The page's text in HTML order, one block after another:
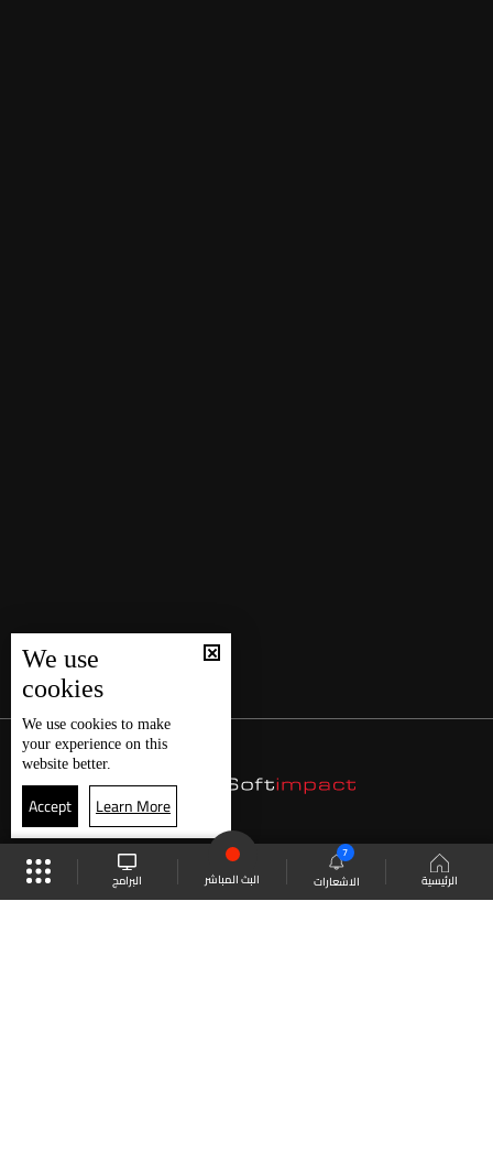
الرئيسية الاشعارات
7
البث المباشر البرامج
We use
cookies
We use cookies to make
your experience on this
website better.
Accept Learn More
موقع البرامج الجدول البث المباشر